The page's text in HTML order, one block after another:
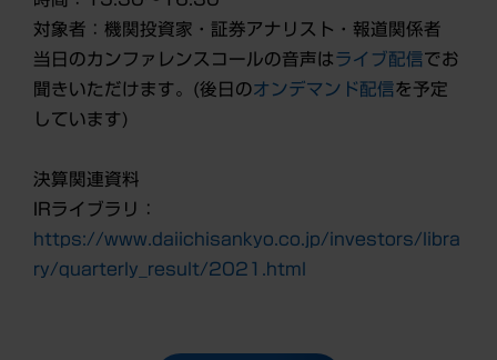
対象者：機関投資家・証券アナリスト・報道関係者
当日のカンファレンスコールの音声はライブ配信でお
聞きいただけます。(後日のオンデマンド配信を予定
しています)
決算関連資料
IRライブラリ：
https://www.daiichisankyo.co.jp/investors/libra
ry/quarterly_result/2021.html